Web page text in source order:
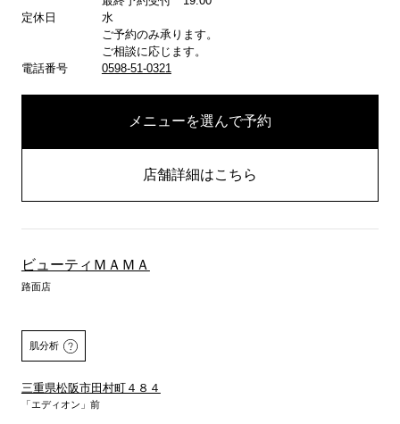
定休日
水
ご予約のみ承ります。
ご相談に応じます。
電話番号
0598-51-0321
メニューを選んで予約
店舗詳細はこちら
ビューティＭＡＭＡ
路面店
肌分析
三重県松阪市田村町４８４
「エディオン」前